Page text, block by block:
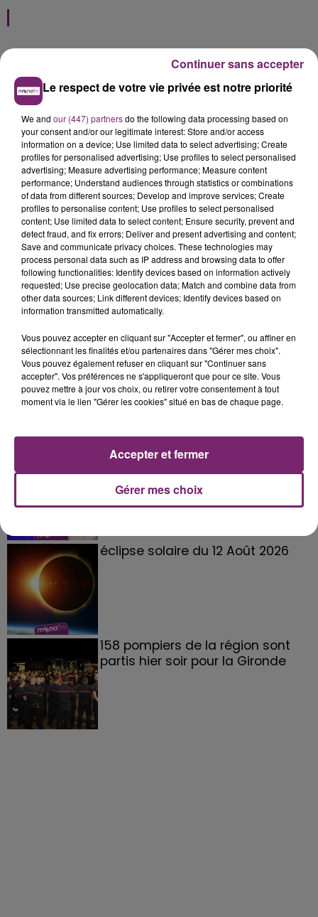
La Bulle - Guinguette éphémère
de Frelinghien !
éclipse solaire du 12 Août 2026
158 pompiers de la région sont
partis hier soir pour la Gironde
Le respect de votre vie privée est notre priorité
We and our (447) partnersdo the following data processing based on
your consent and/or our legitimate interest: Store and/or access
information on a device; Use limited data to select advertising; Create
profiles for personalised advertising; Use profiles to select personalised
advertising; Measure advertising performance; Measure content
performance; Understand audiences through statistics or combinations
of data from different sources; Develop and improve services; Create
profiles to personalise content; Use profiles to select personalised
content; Use limited data to select content; Ensure security, prevent and
detect fraud, and fix errors; Deliver and present advertising and content;
Save and communicate privacy choices. These technologies may
process personal data such as IP address and browsing data to offer
following functionalities: Identify devices based on information actively
requested; Use precise geolocation data; Match and combine data from
other data sources; Link different devices; Identify devices based on
information transmitted automatically.
Vous pouvez accepter en cliquant sur "Accepter et fermer", ou affiner en
sélectionnant les finalités et/ou partenaires dans "Gérer mes choix".
Vous pouvez également refuser en cliquant sur "Continuer sans
accepter". Vos préférences ne s'appliqueront que pour ce site. Vous
pouvez mettre à jour vos choix, ou retirer votre consentement à tout
moment via le lien "Gérer les cookies" situé en bas de chaque page.
Gérer mes choix
Accepter et fermer
Continuer sans accepter